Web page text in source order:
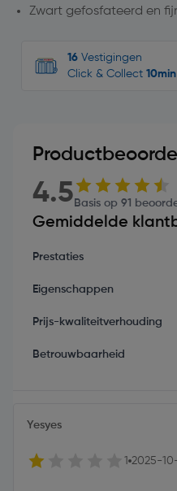
Zwart gefosfateerd en
16 Vestigingen
Click & Collect 10min
4.5 Basis op 91
Gemiddelde
Prestaties
Eigenschappen
Prijs-kwaliteitverhouding
Betrouwbaarheid
Yesyes
1 2025-